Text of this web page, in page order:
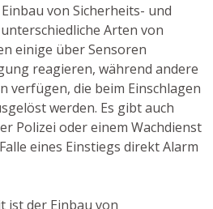
von Sicherheits- und
Arten von
einige über Sensoren
reagieren, während andere
verfügen, die beim Einschlagen
werden. Es gibt auch
Polizei oder einem Wachdienst
eines Einstiegs direkt Alarm
ist der Einbau von